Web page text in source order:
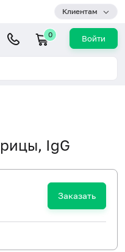
Клиентам
0 Войти
IgG
Заказать